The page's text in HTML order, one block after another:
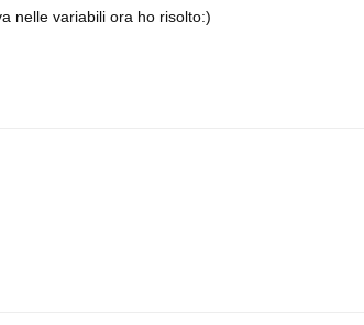
nelle variabili ora ho risolto:)